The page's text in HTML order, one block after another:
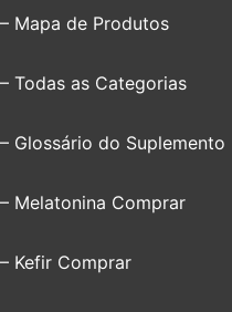
– Mapa de Produtos
– Todas as Categorias
– Glossário do Suplemento
– Melatonina Comprar
– Kefir Comprar